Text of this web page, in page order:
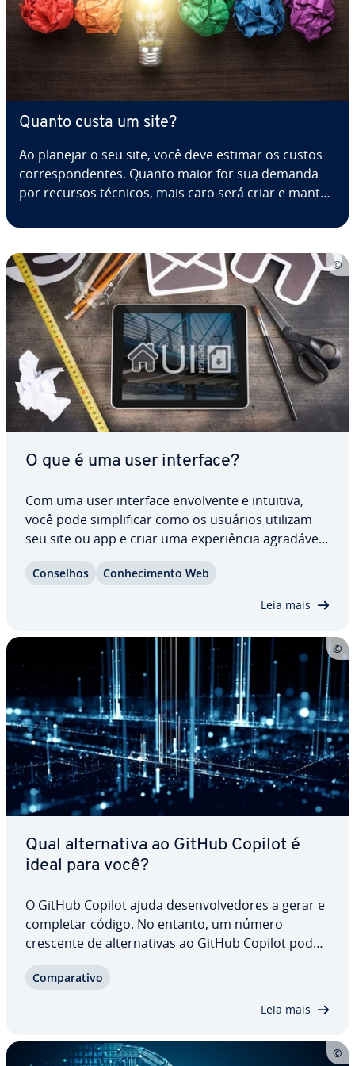
Quanto custa um site?
Ao planejar o seu site, você deve estimar os custos
cor­res­pon­den­tes. Quanto maior for sua demanda
por recursos técnicos, mais caro será criar e manter
precisam ser con­si­de­ra­dos por quem quer saber
quanto custa um site. Continue lendo…
O que é uma user interface?
Com uma user interface en­vol­vente e intuitiva,
você pode sim­pli­fi­car como os usuários utilizam
seu site ou app e criar uma ex­pe­ri­ên­cia agradável.
muitas variantes de UI, de voice user in­ter­fa­ces a
Conselhos Co­nhe­ci­mento Web
Leia mais
Qual al­ter­na­tiva ao GitHub Copilot é
ideal para você?
O GitHub Copilot ajuda de­sen­vol­ve­do­res a gerar e
completar código. No entanto, um número
crescente de al­ter­na­ti­vas ao GitHub Copilot pode
tos es­pe­cí­fi­cos. Com­pa­ra­mos diversas fer­ra­men­
Com­pa­ra­tivo
Leia mais